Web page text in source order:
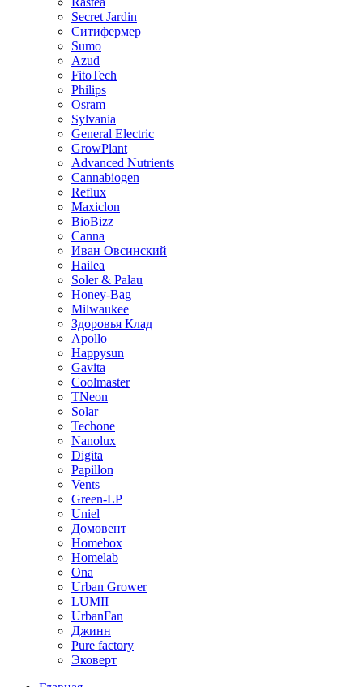
Secret Jardin
Ситифермер
Sumo
Azud
FitoTech
Philips
Osram
Sylvania
General Electric
GrowPlant
Advanced Nutrients
Cannabiogen
Reflux
Maxiclon
BioBizz
Canna
Иван Овсинский
Hailea
Soler & Palau
Honey-Bag
Milwaukee
Здоровья Клад
Apollo
Happysun
Gavita
Coolmaster
TNeon
Solar
Techone
Nanolux
Digita
Papillon
Vents
Green-LP
Uniel
Домовент
Homebox
Homelab
Ona
Urban Grower
LUMII
UrbanFan
Джинн
Pure factory
Эковерт